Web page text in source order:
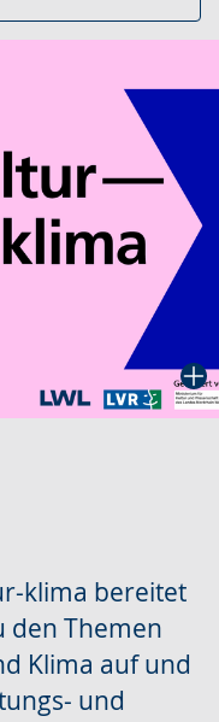
klima bereitet
den Themen
Klima auf und
und